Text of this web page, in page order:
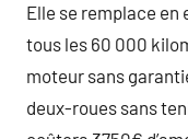
Elle se remplace en
tous les 60 000
moteur sans
deux-roues sans